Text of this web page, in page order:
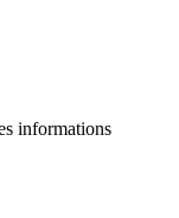
informations